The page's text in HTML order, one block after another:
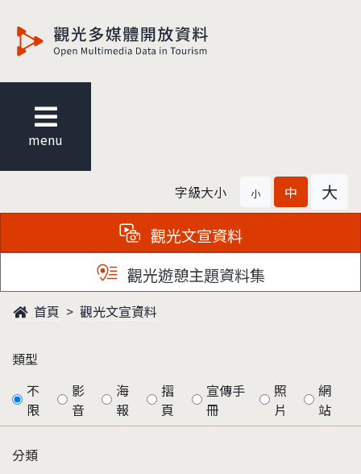
menu
字級大小 小 中 大
觀光文宣資料
觀光遊憩主題資料集
首頁 觀光文宣資料
類型
不
限
影
音
海
報
摺
頁
宣傳手
冊
照
片
網
站
分類